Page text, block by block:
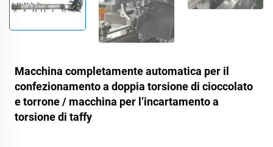
Macchina completamente automatica per il
confezionamento a doppia torsione di cioccolato
e torrone / macchina per l’incartamento a
torsione di taffy